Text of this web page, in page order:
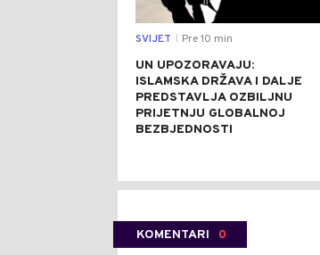
SVIJET Pre 10 min
UN UPOZORAVAJU:
ISLAMSKA DRŽAVA I DALJE
PREDSTAVLJA OZBILJNU
PRIJETNJU GLOBALNOJ
BEZBJEDNOSTI
KOMENTARI 0